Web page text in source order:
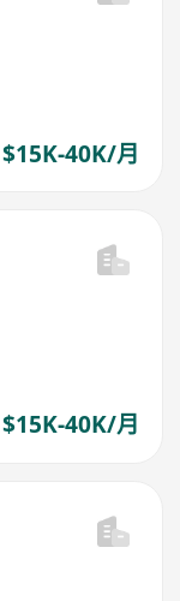
$15K-40K/月
$15K-40K/月